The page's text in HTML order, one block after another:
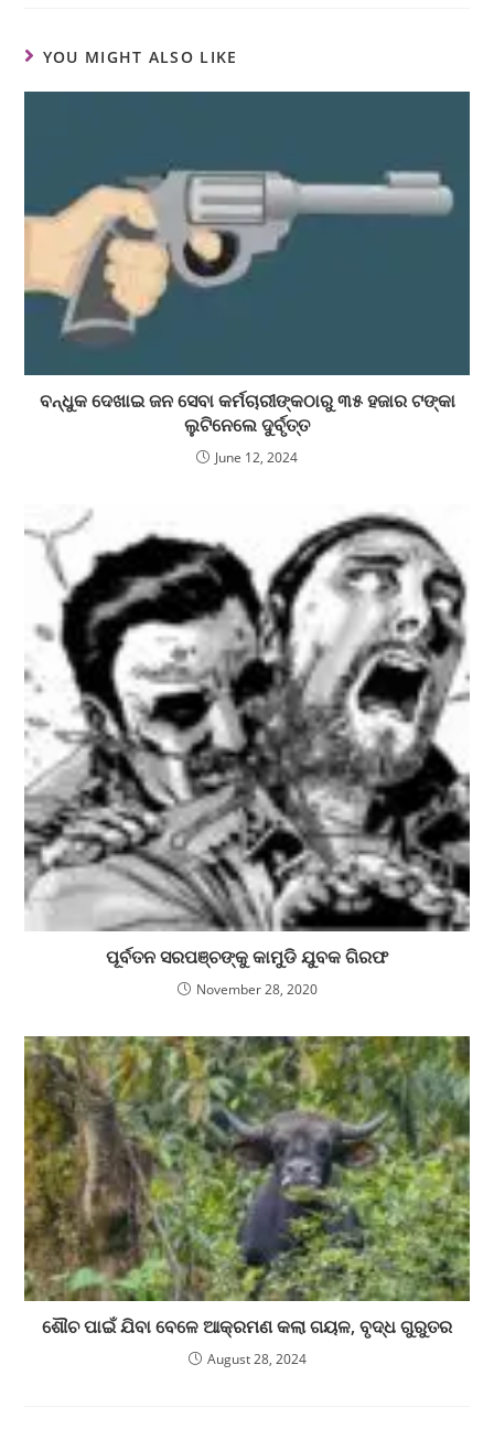
YOU MIGHT ALSO LIKE
ବନ୍ଧୁକ ଦେଖାଇ ଜନ ସେବା କର୍ମଚାରୀଙ୍କଠାରୁ ୩୫ ହଜାର ଟଙ୍କା
ଲୁଟିନେଲେ ଦୁର୍ବୃତ୍ତ
June 12, 2024
ପୂର୍ବତନ ସରପଞ୍ଚଙ୍କୁ କାମୁଡି ଯୁବକ ଗିରଫ
November 28, 2020
ଶୌଚ ପାଇଁ ଯିବା ବେଳେ ଆକ୍ରମଣ କଲା ଗୟଳ, ବୃଦ୍ଧ ଗୁରୁତର
August 28, 2024